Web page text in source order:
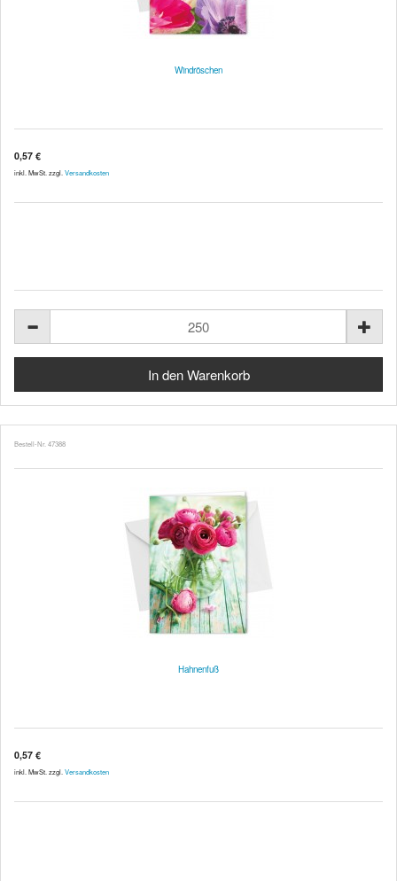
Windröschen
0,57 €
inkl. MwSt. zzgl. Versandkosten
Bestell-Nr. 47388
Hahnenfuß
0,57 €
inkl. MwSt. zzgl. Versandkosten